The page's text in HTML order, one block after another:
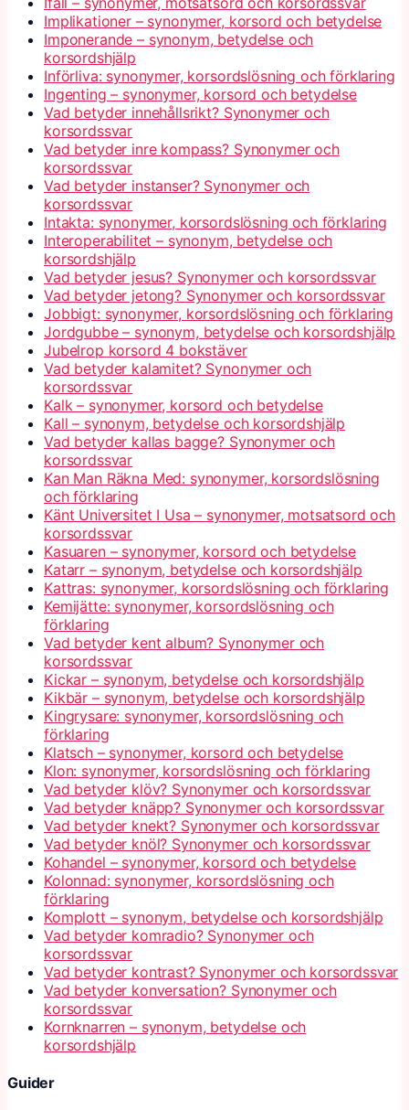
Implikationer – synonymer, korsord och betydelse
Imponerande – synonym, betydelse och
korsordshjälp
Införliva: synonymer, korsordslösning och förklaring
Ingenting – synonymer, korsord och betydelse
Vad betyder innehållsrikt? Synonymer och
korsordssvar
Vad betyder inre kompass? Synonymer och
korsordssvar
Vad betyder instanser? Synonymer och
korsordssvar
Intakta: synonymer, korsordslösning och förklaring
Interoperabilitet – synonym, betydelse och
korsordshjälp
Vad betyder jesus? Synonymer och korsordssvar
Vad betyder jetong? Synonymer och korsordssvar
Jobbigt: synonymer, korsordslösning och förklaring
Jordgubbe – synonym, betydelse och korsordshjälp
Jubelrop korsord 4 bokstäver
Vad betyder kalamitet? Synonymer och
korsordssvar
Kalk – synonymer, korsord och betydelse
Kall – synonym, betydelse och korsordshjälp
Vad betyder kallas bagge? Synonymer och
korsordssvar
Kan Man Räkna Med: synonymer, korsordslösning
och förklaring
Känt Universitet I Usa – synonymer, motsatsord och
korsordssvar
Kasuaren – synonymer, korsord och betydelse
Katarr – synonym, betydelse och korsordshjälp
Kattras: synonymer, korsordslösning och förklaring
Kemijätte: synonymer, korsordslösning och
förklaring
Vad betyder kent album? Synonymer och
korsordssvar
Kickar – synonym, betydelse och korsordshjälp
Kikbär – synonym, betydelse och korsordshjälp
Kingrysare: synonymer, korsordslösning och
förklaring
Klatsch – synonymer, korsord och betydelse
Klon: synonymer, korsordslösning och förklaring
Vad betyder klöv? Synonymer och korsordssvar
Vad betyder knäpp? Synonymer och korsordssvar
Vad betyder knekt? Synonymer och korsordssvar
Vad betyder knöl? Synonymer och korsordssvar
Kohandel – synonymer, korsord och betydelse
Kolonnad: synonymer, korsordslösning och
förklaring
Komplott – synonym, betydelse och korsordshjälp
Vad betyder komradio? Synonymer och
korsordssvar
Vad betyder kontrast? Synonymer och korsordssvar
Vad betyder konversation? Synonymer och
korsordssvar
Kornknarren – synonym, betydelse och
korsordshjälp
Guider